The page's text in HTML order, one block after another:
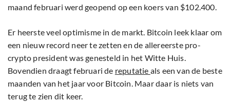
maand februari werd geopend op een koers van $102.400.
Er heerste veel optimisme in de markt. Bitcoin leek klaar om
een nieuw record neer te zetten en de allereerste pro-
crypto president was genesteld in het Witte Huis.
Bovendien draagt februari de reputatie als een van de beste
maanden van het jaar voor Bitcoin. Maar daar is niets van
terug te zien dit keer.